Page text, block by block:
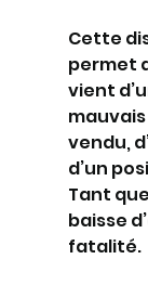
Cette
permet
vient
mauvais
vendu,
d’un
Tant
baisse
fatalité.